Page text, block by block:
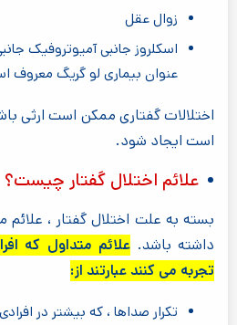
زوال عقل
عنوان بیماری لو گریگ معروف
اختلالات گفتاری ممکن است ارثی
است ایجاد شود.
علائم اختلال گفتار چیست؟
بسته به علت اختلال گفتار ،
داشته باشد. علائم متداول که
تجربه می کنند عبارتند از:
تکرار صداها ، که بیشتر در